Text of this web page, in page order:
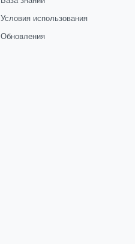
Условия использования
Обновления